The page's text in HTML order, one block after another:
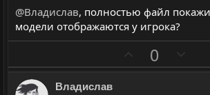
н
ы
г
н
ы
г
@Владислав, полностью файл
модели отображаются у игрока?
о
0
е
Владислав